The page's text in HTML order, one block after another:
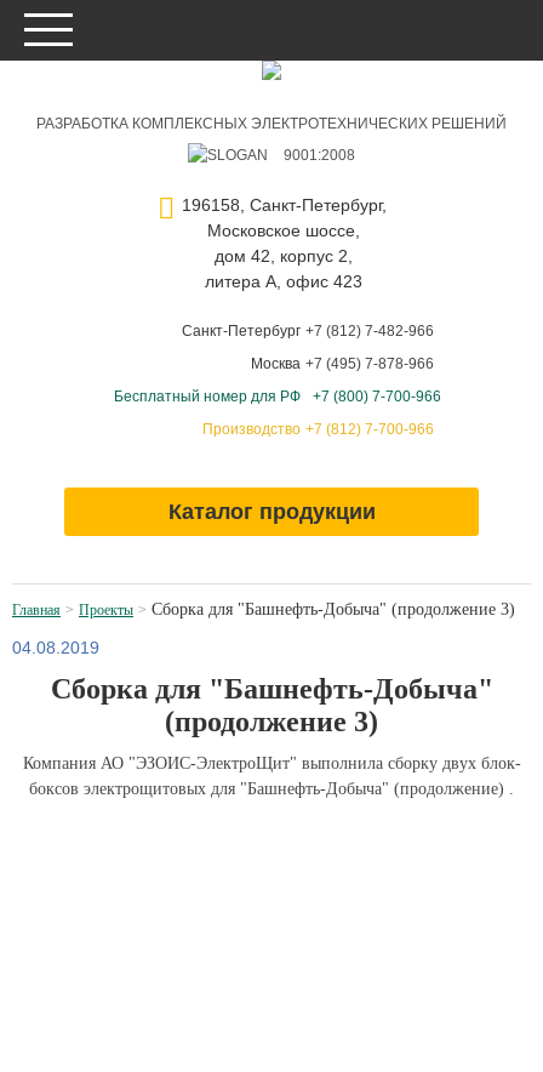
РАЗРАБОТКА КОМПЛЕКСНЫХ ЭЛЕКТРОТЕХНИЧЕСКИХ РЕШЕНИЙ
9001:2008
196158, Санкт-Петербург,
Московское шоссе,
дом 42, корпус 2,
литера А, офис 423
Санкт-Петербург
Москва
Бесплатный номер для РФ
Производство
+7 (812) 7-482-966
+7 (495) 7-878-966
+7 (800) 7-700-966
+7 (812) 7-700-966
Каталог продукции
Главная Проекты Сборка для "Башнефть-Добыча" (продолжение 3)
04.08.2019
Сборка для "Башнефть-Добыча"
(продолжение 3)
Компания АО "ЭЗОИС-ЭлектроЩит" выполнила сборку двух блок-
боксов электрощитовых для "Башнефть-Добыча" (продолжение) .